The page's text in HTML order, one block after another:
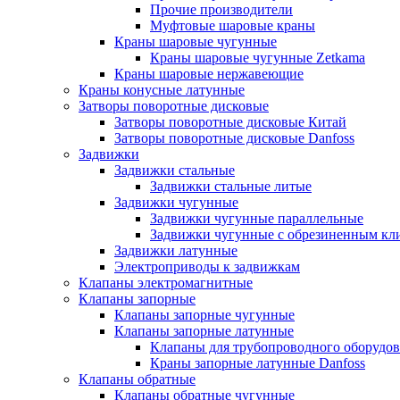
Прочие производители
Муфтовые шаровые краны
Краны шаровые чугунные
Краны шаровые чугунные Zetkama
Краны шаровые нержавеющие
Краны конусные латунные
Затворы поворотные дисковые
Затворы поворотные дисковые Китай
Затворы поворотные дисковые Danfoss
Задвижки
Задвижки стальные
Задвижки стальные литые
Задвижки чугунные
Задвижки чугунные параллельные
Задвижки чугунные с обрезиненным
Задвижки латунные
Электроприводы к задвижкам
Клапаны электромагнитные
Клапаны запорные
Клапаны запорные чугунные
Клапаны запорные латунные
Клапаны для трубопроводного
Краны запорные латунные Danfoss
Клапаны обратные
Клапаны обратные чугунные